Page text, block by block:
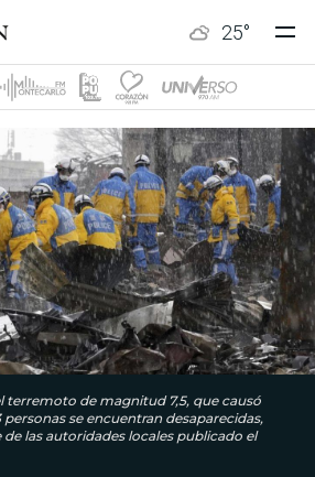
25°
terremoto de magnitud 7,5, que causó
personas se encuentran desaparecidas,
las autoridades locales publicado el